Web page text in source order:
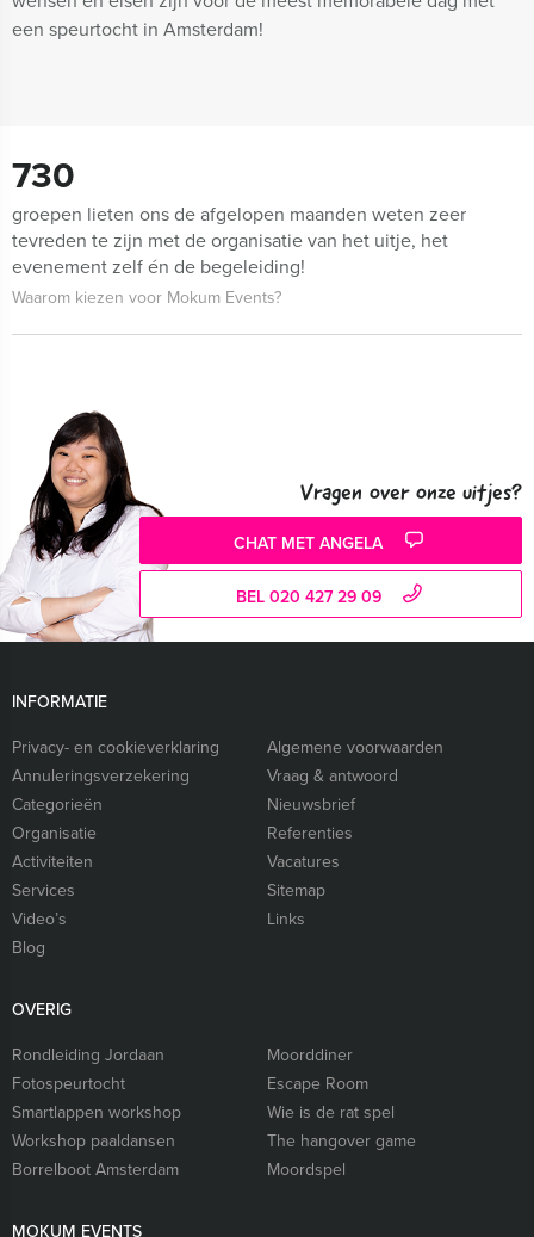
een speurtocht in Amsterdam!
730
groepen lieten ons de afgelopen maanden weten zeer
tevreden te zijn met de organisatie van het uitje, het
evenement zelf én de begeleiding!
Waarom kiezen voor Mokum Events?
Vragen over onze uitjes?
CHAT MET ANGELA
BEL 020 427 29 09
INFORMATIE
Privacy- en cookieverklaring
Algemene voorwaarden
Annuleringsverzekering
Vraag & antwoord
Categorieën
Nieuwsbrief
Organisatie
Referenties
Activiteiten
Vacatures
Services
Sitemap
Video’s
Links
Blog
OVERIG
Rondleiding Jordaan
Moorddiner
Fotospeurtocht
Escape Room
Smartlappen workshop
Wie is de rat spel
Workshop paaldansen
The hangover game
Borrelboot Amsterdam
Moordspel
MOKUM EVENTS